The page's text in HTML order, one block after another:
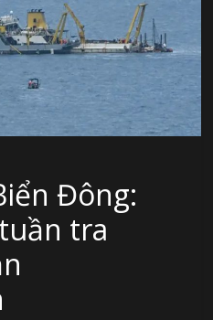
Đông:
tra